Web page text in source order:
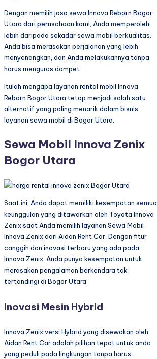
Dengan memilih jasa sewa Innova Reborn Bogor
Utara dari perusahaan kami, Anda memperoleh
lebih daripada sekadar sewa mobil berkualitas.
Anda bisa merasakan perjalanan yang lebih
menyenangkan, dan Anda melakukannya tanpa
harus menguras dompet.
Itulah mengapa layanan rental mobil Innova
Reborn Bogor Utara tetap menjadi salah satu
alternatif yang paling menarik dalam bisnis
layanan sewa mobil di Bogor Utara.
Sewa Mobil Innova Zenix
Bogor Utara
Saat ini, Anda dapat memiliki kesempatan semua
keunggulan yang ditawarkan oleh Toyota Innova
Zenix saat Anda memilih layanan Sewa Mobil
Innova Zenix dari Aidan Rent Car. Dengan fitur
canggih dan inovasi terbaru yang ada pada
Innova Zenix, Anda punya kesempatan untuk
merasakan pengalaman berkendara tak
tertandingi di Bogor Utara.
Inovasi Mesin Hybrid
Innova Zenix versi Hybrid yang disewakan oleh
Aidan Rent Car adalah pilihan tepat untuk anda
yang peduli pada lingkungan tanpa harus